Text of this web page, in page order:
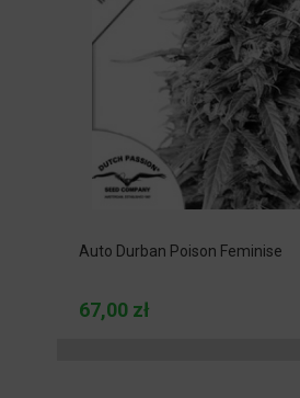
Auto Durban Poison Feminise
67,00 zł